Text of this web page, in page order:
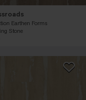
Earthen Forms
Stone